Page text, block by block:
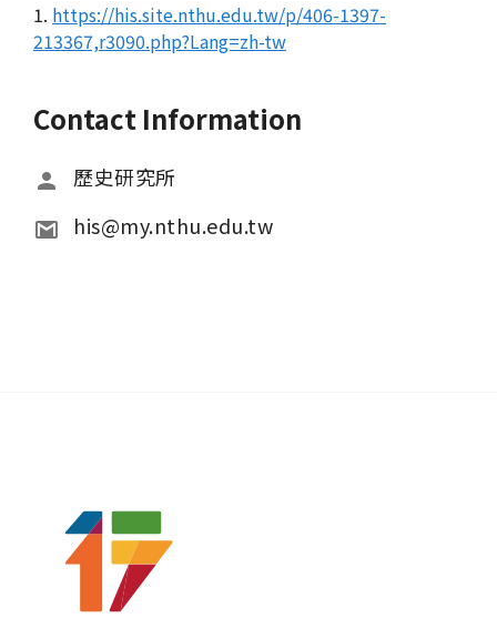
1. https://his.site.nthu.edu.tw/p/406-1397-
213367,r3090.php?Lang=zh-tw
Contact Information
歷史研究所
his@my.nthu.edu.tw